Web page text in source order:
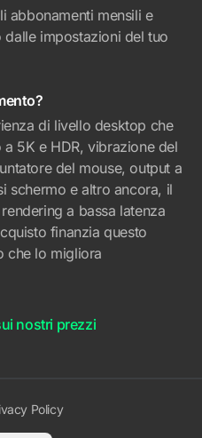
abbonamenti mensili e
dalle impostazioni del tuo
di livello desktop che
5K e HDR, vibrazione del
del mouse, output a
schermo e altro ancora, il
a bassa latenza
finanzia questo
che lo migliora
nostri prezzi
Policy